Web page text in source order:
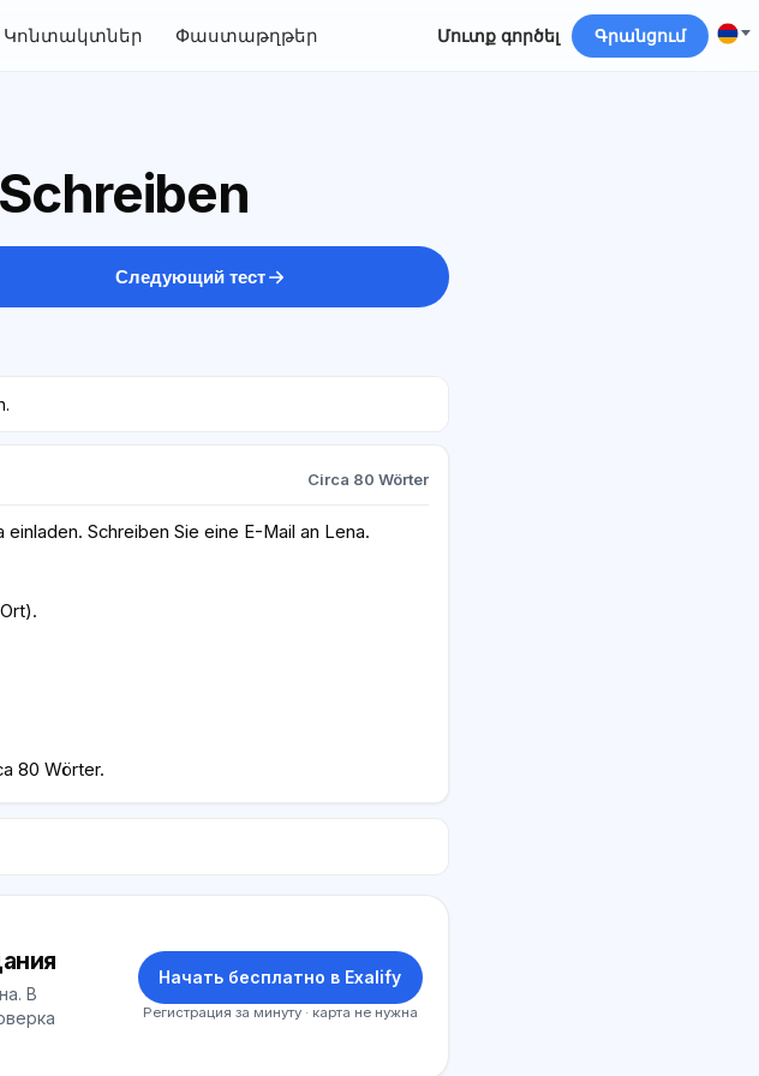
Կոնտակտներ Փաստաթղթեր Մուտք գործել Գրանցում
Следующий тест
Circa 80 Wörter
Schreiben Sie eine E-Mail an Lena.
80 Wörter.
В
Начать бесплатно в Exalify
Регистрация за минуту · карта не нужна